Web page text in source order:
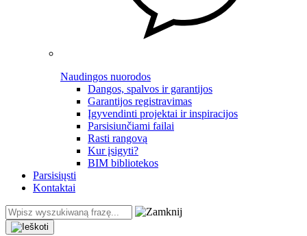
Naudingos nuorodos
Dangos, spalvos ir garantijos
Garantijos registravimas
Įgyvendinti projektai ir inspiracijos
Parsisiunčiami failai
Rasti rangovą
Kur įsigyti?
BIM bibliotekos
Parsisiųsti
Kontaktai